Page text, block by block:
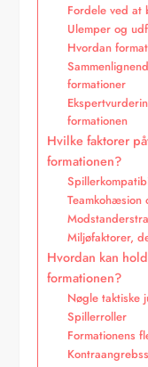
Fordele ved at
Ulemper og
Hvordan
formationer
formationen
Hvilke faktorer
formationen?
Teamkohæsion
Miljøfaktorer,
Hvordan kan
formationen?
Nøgle taktiske
Spillerroller
Formationens